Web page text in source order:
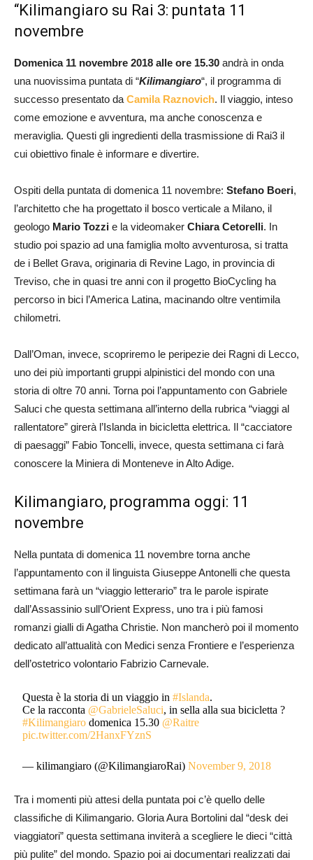
“Kilimangiaro su Rai 3: puntata 11
novembre
Domenica 11 novembre 2018 alle ore 15.30 andrà in onda
una nuovissima puntata di “Kilimangiaro“, il programma di
successo presentato da Camila Raznovich. Il viaggio, inteso
come emozione e avventura, ma anche conoscenza e
meraviglia. Questi gli ingredienti della trasmissione di Rai3 il
cui obiettivo finale è informare e divertire.
Ospiti della puntata di domenica 11 novembre: Stefano Boeri,
l’architetto che ha progettato il bosco verticale a Milano, il
geologo Mario Tozzi e la videomaker Chiara Cetorelli. In
studio poi spazio ad una famiglia molto avventurosa, si tratta
de i Bellet Grava, originaria di Revine Lago, in provincia di
Treviso, che in quasi tre anni con il progetto BioCycling ha
percorso in bici l’America Latina, macinando oltre ventimila
chilometri.
Dall’Oman, invece, scopriremo le peripezie dei Ragni di Lecco,
uno dei più importanti gruppi alpinistici del mondo con una
storia di oltre 70 anni. Torna poi l’appuntamento con Gabriele
Saluci che questa settimana all’interno della rubrica “viaggi al
rallentatore” girerà l’Islanda in bicicletta elettrica. Il “cacciatore
di paesaggi” Fabio Toncelli, invece, questa settimana ci farà
conoscere la Miniera di Monteneve in Alto Adige.
Kilimangiaro, programma oggi: 11
novembre
Nella puntata di domenica 11 novembre torna anche
l’appuntamento con il linguista Giuseppe Antonelli che questa
settimana farà un “viaggio letterario” tra le parole ispirate
dall’Assassinio sull’Orient Express, uno tra i più famosi
romanzi gialli di Agatha Christie. Non mancherò poi il momento
dedicato all’attualità con Medici senza Frontiere e l’esperienza
dell’ostetrico volontario Fabrizio Carnevale.
Questa è la storia di un viaggio in#Islanda.
Ce la racconta @GabrieleSaluci, in sella alla sua bicicletta ?
#Kilimangiaro domenica 15.30 @Raitre
pic.twitter.com/2HanxFYznS
— kilimangiaro (@KilimangiaroRai)November 9, 2018
Tra i momenti più attesi della puntata poi c’è quello delle
classifiche di Kilimangario. Gloria Aura Bortolini dal “desk dei
viaggiatori” questa settimana inviterà a scegliere le dieci “città
più pulite” del mondo. Spazio poi ai documentari realizzati dai